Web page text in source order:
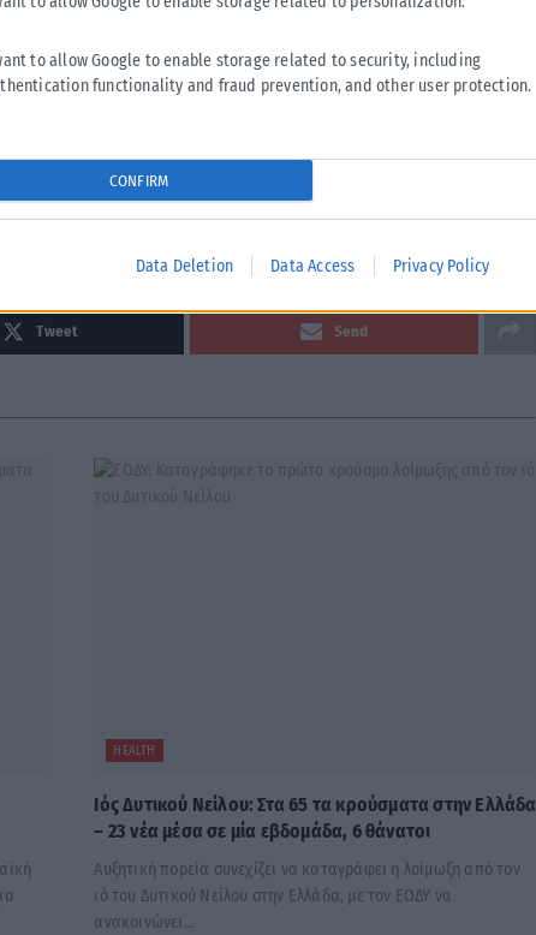
to allow Google to enable storage related to security, including
functionality and fraud prevention, and other user protection.
CONFIRM
Data Deletion Data Access Privacy Policy
τσαγιού επηρεάζουν τη βιολογική γήρανση, δεν
καταναλωτών τσαγιού στο Ηνωμένο Βασίλειο και στην Κίνα,
αντίστοιχα. Τέλος, δεν είχε καμία επίδραση η
καταγράφηκε το μέγεθος των φλιτζανιών τσαγιού που
Tweet Send
HEALTH
Ιός Δυτικού Νείλου: Στα 65 τα κρούσματα στην Ελλάδα
– 23 νέα μέσα σε μία εβδομάδα, 6 θάνατοι
Αυξητική πορεία συνεχίζει να καταγράφει η λοίμωξη από τον
ιό του Δυτικού Νείλου στην Ελλάδα, με τον ΕΟΔΥ να
ανακοινώνει...